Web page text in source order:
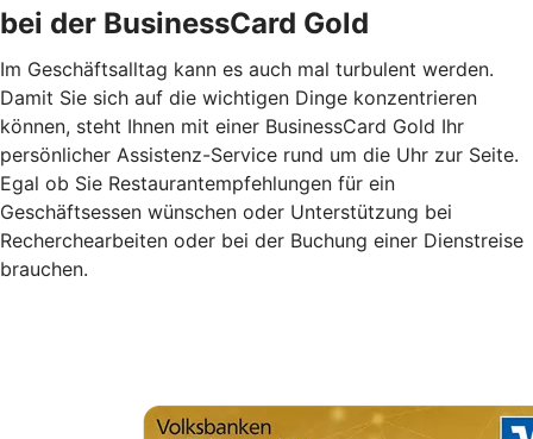
bei der BusinessCard Gold
Im Geschäftsalltag kann es auch mal turbulent werden.
Damit Sie sich auf die wichtigen Dinge konzentrieren
können, steht Ihnen mit einer BusinessCard Gold Ihr
persönlicher Assistenz-Service rund um die Uhr zur Seite.
Egal ob Sie Restaurantempfehlungen für ein
Geschäftsessen wünschen oder Unterstützung bei
Recherchearbeiten oder bei der Buchung einer Dienstreise
brauchen.